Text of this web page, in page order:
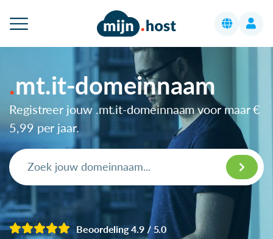
mt.it-domeinnaam
Registreer jouw .mt.it-domeinnaam voor maar€
5,99 per jaar.
Beoordeling 4.9 / 5.0